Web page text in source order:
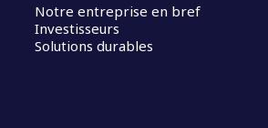
Notre entreprise en bref
Investisseurs
Solutions durables